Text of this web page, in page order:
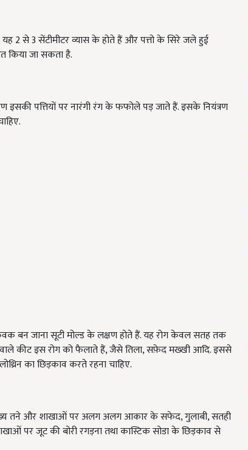
यह 2 से 3 सेंटीमीटर व्यास के होते हैं और पत्तो के सिरे जले हुई
किया जा सकता है.
पत्तियों पर नारंगी रंग के फफोले पड़ जाते हैं. इसके नियंत्रण
बन जाना सूटी मोल्ड के लक्षण होते हैं. यह रोग केवल सतह तक
कीट इस रोग को फैलाते हैं, जैसे तिला, सफ़ेद मख्खी आदि. इससे
का छिड़काव करते रहना चाहिए.
तने और शाखाओं पर अलग अलग आकार के सफेद, गुलाबी, सतही
पर जूट की बोरी रगड़ना तथा कास्टिक सोडा के छिड़काव से